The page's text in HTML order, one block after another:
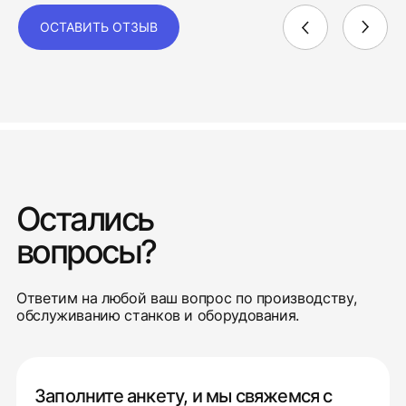
ОСТАВИТЬ ОТЗЫВ
Остались
вопросы?
Ответим на любой ваш вопрос по производству,
обслуживанию станков и оборудования.
Заполните анкету, и мы свяжемся с